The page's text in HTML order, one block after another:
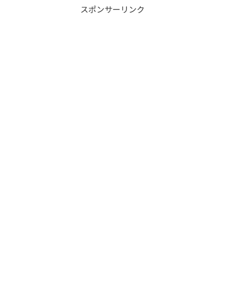
スポンサーリンク